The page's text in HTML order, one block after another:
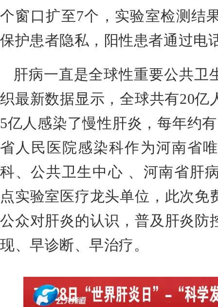
个窗口扩至7个，实验室检测结
保护患者隐私，阳性患者通过电
肝病一直是全球性重要公共卫
织最新数据显示，全球共有20亿
5亿人感染了慢性肝炎，每年约
省人民医院感染科作为河南省
科、公共卫生中心 、河南省肝
点实验室医疗龙头单位，此次免
公众对肝炎的认识，普及肝炎防
现、早诊断、早治疗。